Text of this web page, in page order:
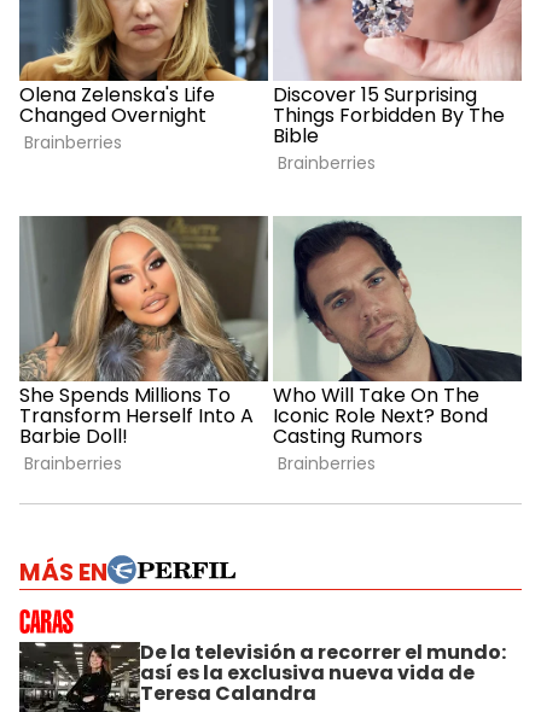
MÁS EN
De la televisión a recorrer el mundo:
así es la exclusiva nueva vida de
Teresa Calandra